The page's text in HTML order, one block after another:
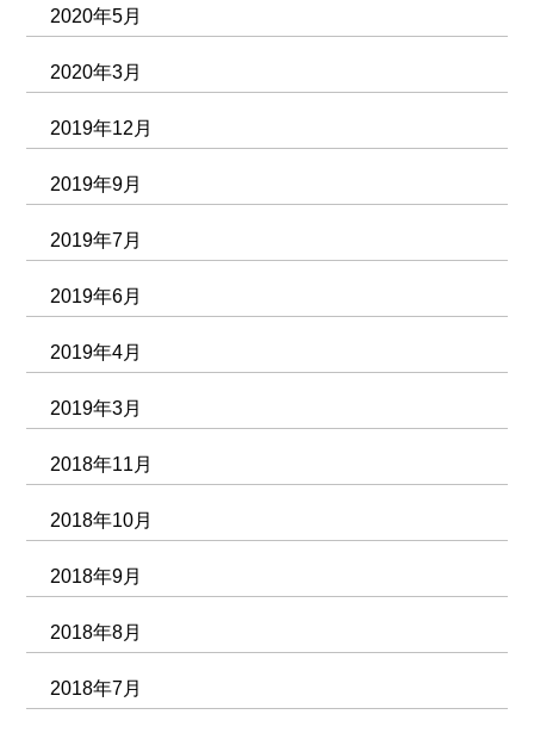
2020年5月
2020年3月
2019年12月
2019年9月
2019年7月
2019年6月
2019年4月
2019年3月
2018年11月
2018年10月
2018年9月
2018年8月
2018年7月